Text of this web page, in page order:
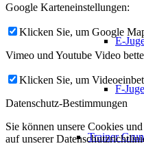
E-
F-
Trainer
Google Karteneinstellungen:
Klicken Sie, um Google
Vimeo und Youtube Video
Klicken Sie, um
Datenschutz-Bestimmungen
Sie können unsere Cookies
auf unserer